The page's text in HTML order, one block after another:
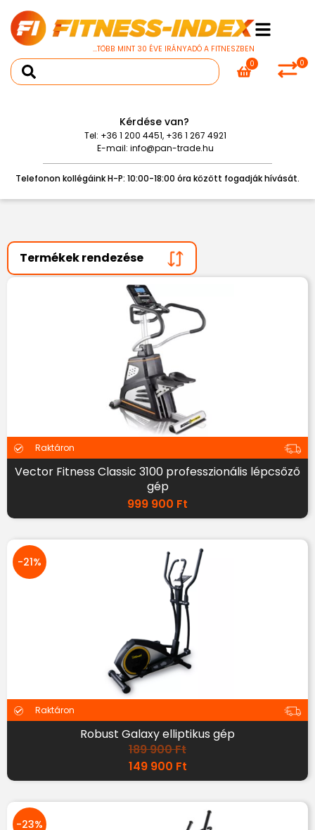
...TÖBB MINT 30 ÉVE IRÁNYADÓ A FITNESZBEN
0
0
Kérdése van?
Tel: +36 1 200 4451, +36 1 267 4921
E-mail: info@pan-trade.hu
Telefonon kollégáink H-P: 10:00-18:00 óra között fogadják hívását.
Raktáron
Vector Fitness Classic 3100 professzionális lépcsőző
gép
999 900 Ft
-21%
Raktáron
Robust Galaxy elliptikus gép
189 900Ft
149 900 Ft
-23%